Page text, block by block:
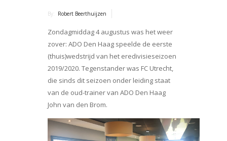
By: Robert Beerthuijzen
Zondagmiddag 4 augustus was het weer
zover: ADO Den Haag speelde de eerste
(thuis)wedstrijd van het eredivisieseizoen
2019/2020. Tegenstander was FC Utrecht,
die sinds dit seizoen onder leiding staat
van de oud-trainer van ADO Den Haag
John van den Brom.